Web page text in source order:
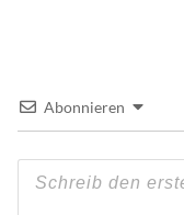
Abonnieren